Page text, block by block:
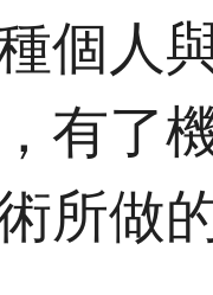
個人
有了
所做